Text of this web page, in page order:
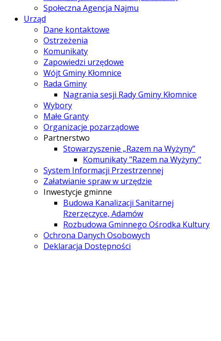
Społeczna Agencja Najmu
Urząd
Dane kontaktowe
Ostrzeżenia
Komunikaty
Zapowiedzi urzędowe
Wójt Gminy Kłomnice
Rada Gminy
Nagrania sesji Rady Gminy Kłomnice
Wybory
Małe Granty
Organizacje pozarządowe
Partnerstwo
Stowarzyszenie „Razem na Wyżyny”
Komunikaty "Razem na Wyżyny"
System Informacji Przestrzennej
Załatwianie spraw w urzędzie
Inwestycje gminne
Budowa Kanalizacji Sanitarnej
Rzerzęczyce, Adamów
Rozbudowa Gminnego Ośrodka Kultury
Ochrona Danych Osobowych
Deklaracja Dostępności